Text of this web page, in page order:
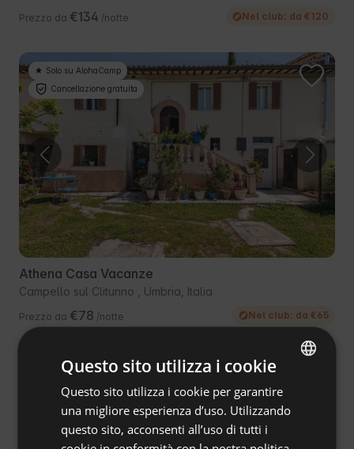
Prezzo da €134 /notte Nel club: da €120
Solo su AlohaCamp
Cancellazione gratuita
Athena Casa Vacanze
Campello sul Clitunno , Umbria, Italia
Prezzo da €78 /notte Nel club: da €65
Pasti deliziosi disponibili
Cancellazione gratuita
ENGLISH
SPANISH
POLISH
Questo sito utilizza i cookie
Questo sito utilizza i cookie per garantire
una migliore esperienza d’uso. Utilizzando
questo sito, acconsenti all’uso di tutti i